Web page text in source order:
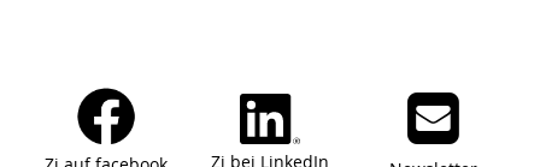
Zi bei LinkedIn